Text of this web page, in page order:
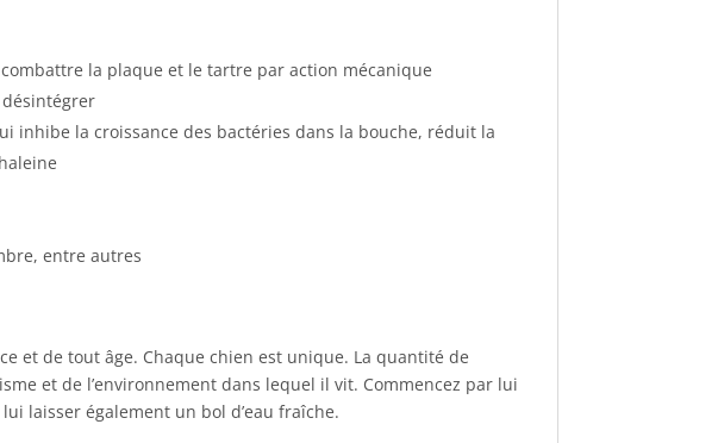
la plaque et le tartre par action mécanique
inhibe la croissance des bactéries dans la bouche, réduit la
entre autres
et de tout âge. Chaque chien est unique. La quantité de
et de l’environnement dans lequel il vit. Commencez par lui
laisser également un bol d’eau fraîche.